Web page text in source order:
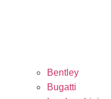
Bentley
Bugatti